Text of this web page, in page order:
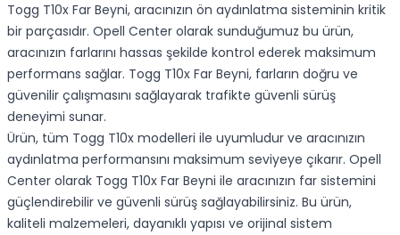
Togg T10x Far Beyni, aracınızın ön aydınlatma sisteminin kritik
bir parçasıdır. Opell Center olarak sunduğumuz bu ürün,
aracınızın farlarını hassas şekilde kontrol ederek maksimum
performans sağlar. Togg T10x Far Beyni, farların doğru ve
güvenilir çalışmasını sağlayarak trafikte güvenli sürüş
deneyimi sunar.
Ürün, tüm Togg T10x modelleri ile uyumludur ve aracınızın
aydınlatma performansını maksimum seviyeye çıkarır. Opell
Center olarak Togg T10x Far Beyni ile aracınızın far sistemini
güçlendirebilir ve güvenli sürüş sağlayabilirsiniz. Bu ürün,
kaliteli malzemeleri, dayanıklı yapısı ve orijinal sistem